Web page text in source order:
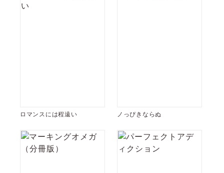
ロマンスには程遠い ノっぴきならぬ